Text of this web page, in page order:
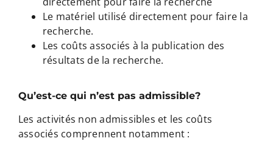
Le matériel utilisé directement pour faire la
recherche.
Les coûts associés à la publication des
résultats de la recherche.
Qu’est-ce qui n’est pas admissible?
Les activités non admissibles et les coûts
associés comprennent notamment :